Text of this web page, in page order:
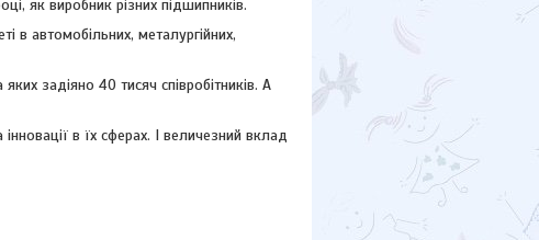
як виробник різних підшипників.
в автомобільних, металургійних,
задіяно 40 тисяч співробітників. А
в їх сферах. І величезний вклад